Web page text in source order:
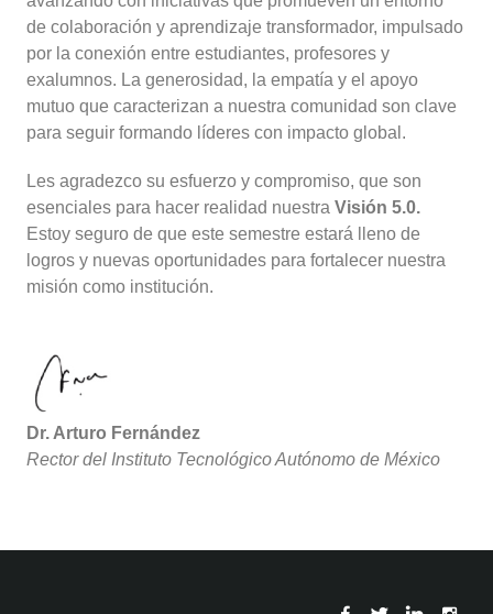
de colaboración y aprendizaje transformador, impulsado
por la conexión entre estudiantes, profesores y
exalumnos. La generosidad, la empatía y el apoyo
mutuo que caracterizan a nuestra comunidad son clave
para seguir formando líderes con impacto global.
Les agradezco su esfuerzo y compromiso, que son
esenciales para hacer realidad nuestra Visión 5.0.
Estoy seguro de que este semestre estará lleno de
logros y nuevas oportunidades para fortalecer nuestra
misión como institución.
Dr. Arturo Fernández
Rector del Instituto Tecnológico Autónomo de México